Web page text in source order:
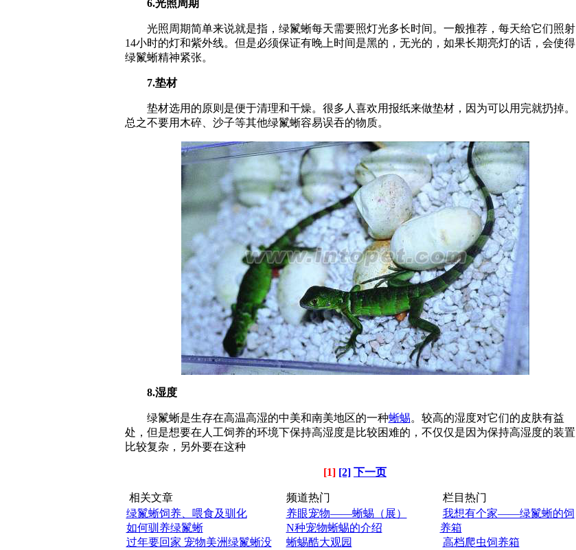
6.光照周期
光照周期简单来说就是指，绿鬣蜥每天需要照灯光多长时间。一般推荐，每天给它们照射
14小时的灯和紫外线。但是必须保证有晚上时间是黑的，无光的，如果长期亮灯的话，会使得
绿鬣蜥精神紧张。
7.垫材
垫材选用的原则是便于清理和干燥。很多人喜欢用报纸来做垫材，因为可以用完就扔掉。
总之不要用木碎、沙子等其他绿鬣蜥容易误吞的物质。
8.湿度
绿鬣蜥是生存在高温高湿的中美和南美地区的一种蜥蜴。较高的湿度对它们的皮肤有益
处，但是想要在人工饲养的环境下保持高湿度是比较困难的，不仅仅是因为保持高湿度的装置
比较复杂，另外要在这种
[1] [2] 下一页
相关文章
绿鬣蜥饲养、喂食及驯化
如何驯养绿鬣蜥
过年要回家 宠物美洲绿鬣蜥没
频道热门
养眼宠物——蜥蜴（展）
N种宠物蜥蜴的介绍
蜥蜴酷大观园
栏目热门
我想有个家——绿鬣蜥的饲
养箱
高档爬虫饲养箱